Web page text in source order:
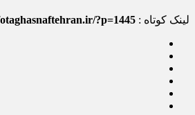
لینک کوتاه : ?p=1445